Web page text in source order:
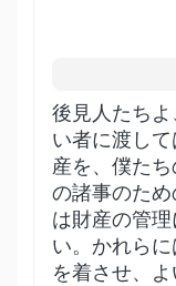
後見人たち
い者に渡し
産を、僕た
の諸事のた
は財産の管
い。かれら
を着させ、